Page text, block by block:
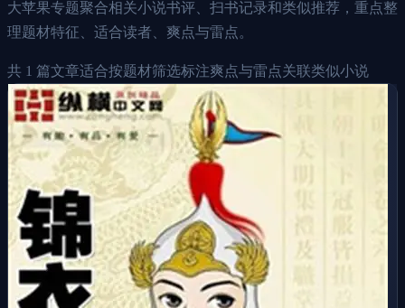
大苹果专题聚合相关小说书评、扫书记录和类似推荐，重点整
理题材特征、适合读者、爽点与雷点。
共 1 篇文章适合按题材筛选标注爽点与雷点关联类似小说